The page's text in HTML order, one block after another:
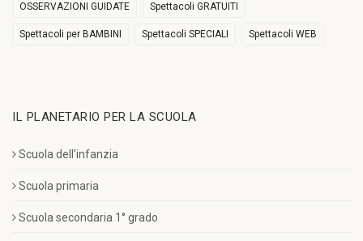
OSSERVAZIONI GUIDATE Spettacoli GRATUITI
Spettacoli per BAMBINI Spettacoli SPECIALI Spettacoli WEB
IL PLANETARIO PER LA SCUOLA
Scuola dell’infanzia
Scuola primaria
Scuola secondaria 1° grado